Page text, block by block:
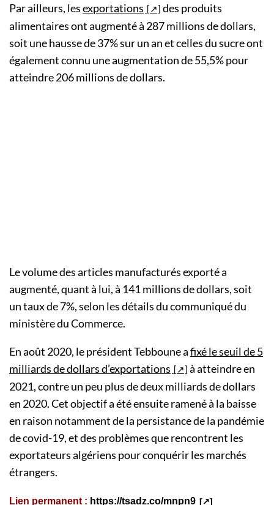
Par ailleurs, lesexportations
des produits
alimentaires ont augmenté à 287 millions de dollars,
soit une hausse de 37% sur un an et celles du sucre ont
également connu une augmentation de 55,5% pour
atteindre 206 millions de dollars.
Le volume des articles manufacturés exporté a
augmenté, quant à lui, à 141 millions de dollars, soit
un taux de 7%, selon les détails du communiqué du
ministère du Commerce.
En août 2020, le président Tebboune afixé le seuil de 5
milliards de dollars d’exportations
à atteindre en
2021, contre un peu plus de deux milliards de dollars
en 2020. Cet objectif a été ensuite ramené à la baisse
en raison notamment de la persistance de la pandémie
de covid-19, et des problèmes que rencontrent les
exportateurs algériens pour conquérir les marchés
étrangers.
Lien permanent : https://tsadz.co/mnpn9